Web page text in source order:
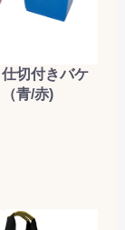
切付きバケ
青/赤)